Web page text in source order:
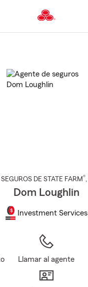
al
principal
DE STATE FARM®,
Dom Loughlin
Investment Services
Llamar al agente